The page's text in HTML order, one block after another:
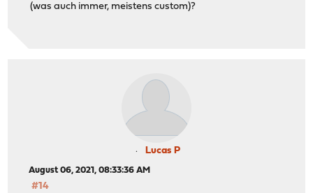
(was auch immer, meistens custom)?
Lucas P
August 06, 2021, 08:33:36 AM
#14